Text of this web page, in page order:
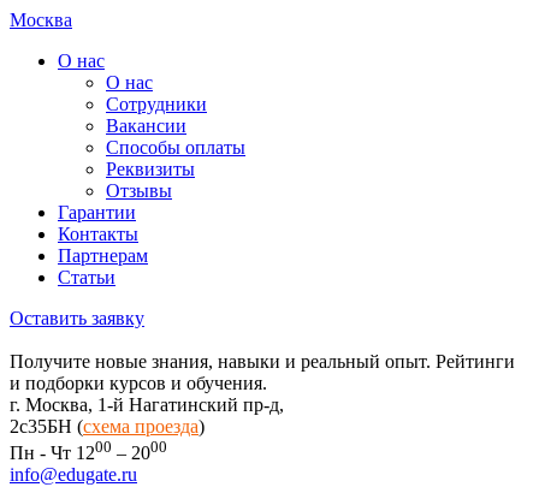
Москва
О нас
О нас
Сотрудники
Вакансии
Способы оплаты
Реквизиты
Отзывы
Гарантии
Контакты
Партнерам
Статьи
Оставить заявку
Получите новые знания, навыки и реальный опыт. Рейтинги
и подборки курсов и обучения.
г. Москва, 1-й Нагатинский пр-д,
2c35БН (схема проезда)
Пн - Чт 1200 – 2000
info@edugate.ru